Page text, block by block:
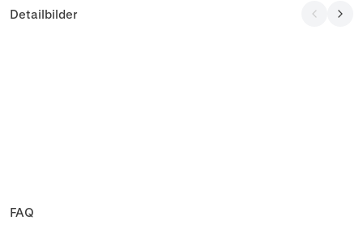
Detailbilder
FAQ